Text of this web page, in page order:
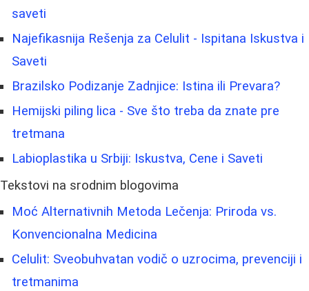
saveti
Najefikasnija Rešenja za Celulit - Ispitana Iskustva i
Saveti
Brazilsko Podizanje Zadnjice: Istina ili Prevara?
Hemijski piling lica - Sve što treba da znate pre
tretmana
Labioplastika u Srbiji: Iskustva, Cene i Saveti
Tekstovi na srodnim blogovima
Moć Alternativnih Metoda Lečenja: Priroda vs.
Konvencionalna Medicina
Celulit: Sveobuhvatan vodič o uzrocima, prevenciji i
tretmanima